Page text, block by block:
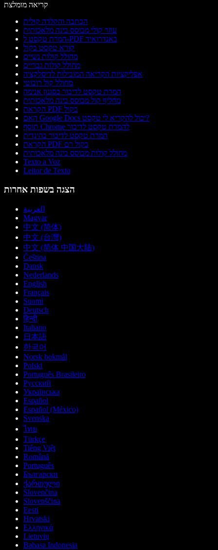
קריאה מומלצת
הכתבה והקלדה קולית
עוזר קולי מבוסס בינה מלאכותית
המרת טקסט ל-PDF באנדרואיד
קורא טקסט בקול
מחולל קולות נשיים
מחולל קולות גבריים
אפליקציות הקריאה המובילות לדיסלקציה
מחולל קול רובוטי
המרת טקסט לדיבור בסגנון אנימה
מחליף קול מבוסס בינה מלאכותית
הקראת PDF בקול
האם Google Docs יכול להקריא לי טקסט?
תוסף Chrome להמרת טקסט לדיבור
המרת טקסט לדיבור בהינדית
הקראת PDF בקול רם
מחולל קולות מבוסס בינה מלאכותית
Texto a Voz
Leitor de Texto
הצגה בשפות אחרות
العربية
Magyar
中文 (简体)
中文 (台灣)
中文 (简体 中国大陆)
Čeština
Dansk
Nederlands
English
Français
Suomi
Deutsch
हिन्दी
Italiano
日本語
한국어
Norsk bokmål
Polski
Português Brasileiro
Русский
Українська
Español
Español (México)
Svenska
ไทย
Türkçe
Tiếng Việt
Română
Português
Български
ქართული
Slovenčina
Slovenščina
Eesti
Hrvatski
Ελληνικά
Lietuvių
Bahasa Indonesia